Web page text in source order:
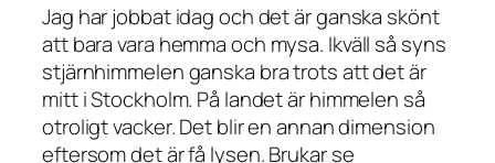
Jag har jobbat idag och det är ganska skönt
att bara vara hemma och mysa. Ikväll så syns
stjärnhimmelen ganska bra trots att det är
mitt i Stockholm. På landet är himmelen så
otroligt vacker. Det blir en annan dimension
eftersom det är få lysen. Brukar se